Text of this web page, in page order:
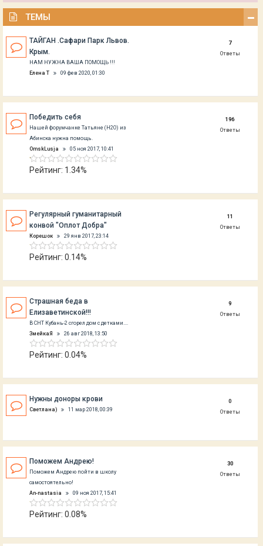
ТЕМЫ
ТАЙГАН .Сафари Парк Львов.
Крым.
НАМ НУЖНА ВАША ПОМОЩЬ !!!
Елена Т
09 фев 2020, 01:30
7
Ответы
Победить себя
Нашей форумчанке Татьяне (Н2О) из
Абинска нужна помощь.
OmskLusja
05 ноя 2017, 10:41
Рейтинг: 1.34%
196
Ответы
Регулярный гуманитарный
конвой "Оплот Добра"
Корешок 29 янв 2017, 23:14
Рейтинг: 0.14%
11
Ответы
Страшная беда в
Елизаветинской!!!
В СНТ Кубань-2 сгорел дом с детками....
ЗмейкаЯ
26 авг 2018, 13:50
Рейтинг: 0.04%
9
Ответы
Нужны доноры крови
Светлана) 11 мар 2018, 00:39
0
Ответы
Поможем Андрею!
Поможем Андрею пойти в школу
самостоятельно!
An-nastasia
09 ноя 2017, 15:41
Рейтинг: 0.08%
30
Ответы